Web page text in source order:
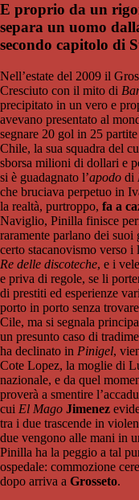
E proprio da un
separa un uomo
secondo capitolo di
Nell’estate del 2009 il
Cresciuto con il mito di
precipitato in un vero e
avevano presentato al
segnare 20 gol in 25
Chile, la sua squadra del
sborsa milioni di dollari e
si è guadagnato l’apodo di
che bruciava perpetuo in
la realtà, purtroppo, fa a
Naviglio, Pinilla finisce
raramente parlano dei
certo stacanovismo verso
Re delle discoteche, e i
e priva di regole, se li
di prestiti ed esperienze
porto in porto senza
Cile, ma si segnala
un presunto caso di
ha declinato in Pinigel,
Cote Lopez, la moglie di
nazionale, e da quel
proverà a smentire
cui El Mago Jimenez
tra i due trascende in
due vengono alle mani in
Pinilla ha la peggio a tal
ospedale: commozione
dopo arriva a Grosseto.